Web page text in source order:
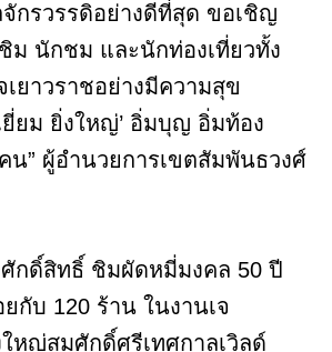
กรวรรดิอย่างดีที่สุด ขอเชิญ
นักชม และนักท่องเที่ยวทั้ง
เยาวราชอย่างมีความสุข
ยี่ยม ยิ่งใหญ่’ อิ่มบุญ อิ่มท้อง
น” ผู้อำนวยการเขตสัมพันธวงศ์
กดิ์สิทธิ์ ชิมผัดหมี่มงคล 50 ปี
กับ 120 ร้าน ในงานเจ
ใหญ่สมศักดิ์ศรีเทศกาลเวิลด์